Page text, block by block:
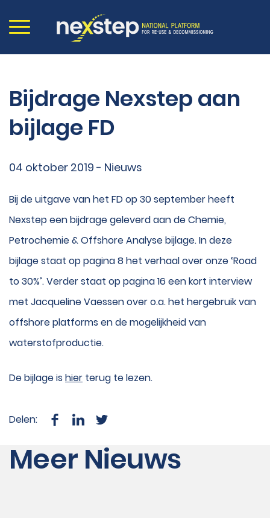
Bijdrage Nexstep aan
bijlage FD
04 oktober 2019 - Nieuws
Bij de uitgave van het FD op 30 september heeft
Nexstep een bijdrage geleverd aan de Chemie,
Petrochemie & Offshore Analyse bijlage. In deze
bijlage staat op pagina 8 het verhaal over onze ‘Road
to 30%’. Verder staat op pagina 16 een kort interview
met Jacqueline Vaessen over o.a. het hergebruik van
offshore platforms en de mogelijkheid van
waterstofproductie.
De bijlage is hier terug te lezen.
Delen:
Meer Nieuws